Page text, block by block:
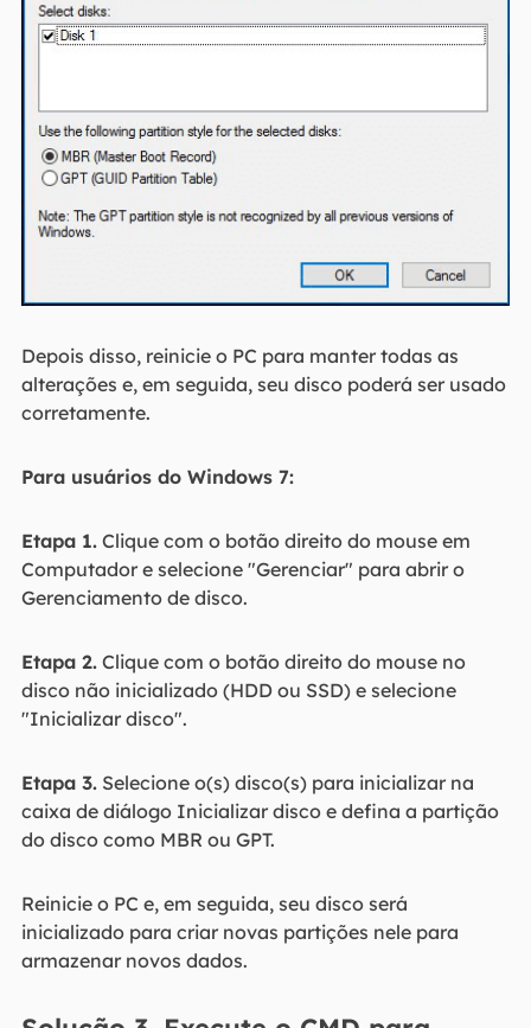
Depois disso, reinicie o PC para manter todas as
alterações e, em seguida, seu disco poderá ser usado
corretamente.
Para usuários do Windows 7:
Etapa 1.Clique com o botão direito do mouse em
Computador e selecione "Gerenciar" para abrir o
Gerenciamento de disco.
Etapa 2.Clique com o botão direito do mouse no
disco não inicializado (HDD ou SSD) e selecione
"Inicializar disco".
Etapa 3.Selecione o(s) disco(s) para inicializar na
caixa de diálogo Inicializar disco e defina a partição
do disco como MBR ou GPT.
Reinicie o PC e, em seguida, seu disco será
inicializado para criar novas partições nele para
armazenar novos dados.